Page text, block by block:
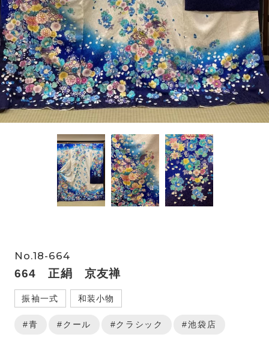
No.18-664
664 正絹 京友禅
振袖一式 和装小物
#青 #クール #クラシック #池袋店